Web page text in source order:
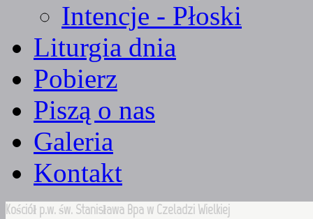
Intencje - Płoski
Liturgia dnia
Pobierz
Piszą o nas
Galeria
Kontakt
Kościół p.w. św. Stanisława Bpa w Czeladzi Wielkiej